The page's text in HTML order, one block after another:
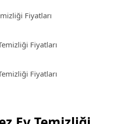
Fiyatları
Fiyatları
Fiyatları